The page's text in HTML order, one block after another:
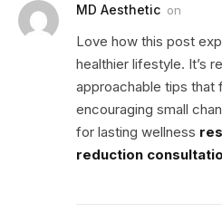
MD Aesthetic on
Love how this post
healthier lifestyle. It’s
approachable tips that
encouraging small
for lasting wellness
reduction